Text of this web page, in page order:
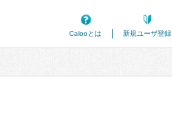
Calooとは
新規ユーザ登録